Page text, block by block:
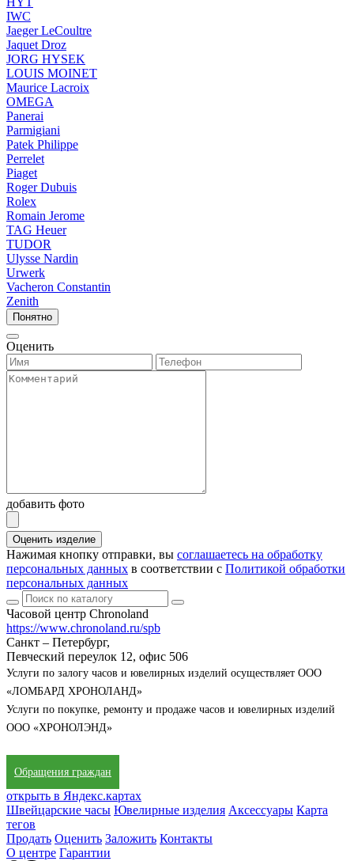
IWC
Jaeger LeCoultre
Jaquet Droz
JORG HYSEK
LOUIS MOINET
Maurice Lacroix
OMEGA
Panerai
Parmigiani
Patek Philippe
Perrelet
Piaget
Roger Dubuis
Rolex
Romain Jerome
TAG Heuer
TUDOR
Ulysse Nardin
Urwerk
Vacheron Constantin
Zenith
Понятно
Оценить
добавить фото
Оценить изделие
Нажимая кнопку отправки, вы соглашаетесь на обработку
персональных данных в соответствии с Политикой обработки
персональных данных
Часовой центр Chronoland
https://www.chronoland.ru/spb
Санкт – Петербург,
Певческий переулок 12, офис 506
Услуги по залогу часов и ювелирных изделий осуществляет ООО
«ЛОМБАРД ХРОНОЛАНД»
Услуги по покупке, ремонту и продаже часов и ювелирных изделий
ООО «ХРОНОЛЭНД»
Обращения граждан
открыть в Яндекс.картах
Швейцарские часы Ювелирные изделия Аксессуары Карта
тегов
Продать Оценить Заложить Контакты
О центре Гарантии